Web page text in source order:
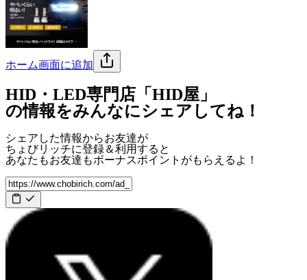
ホーム画面に追加
HID・LED専門店「HID屋」
の情報をみんなにシェアしてね！
シェアした情報からお友達が
ちょびリッチに登録＆利用すると
あなたもお友達もボーナスポイント がもらえるよ！